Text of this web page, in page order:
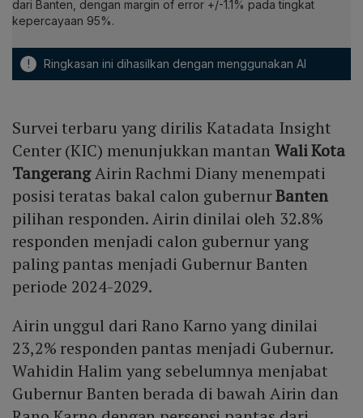
dari Banten, dengan margin of error +/-1.1% pada tingkat
kepercayaan 95%.
! Ringkasan ini dihasilkan dengan menggunakan AI
Survei terbaru yang dirilis Katadata Insight
Center (KIC) menunjukkan mantan Wali Kota
TangerangAirin Rachmi Diany menempati
posisi teratas bakal calon gubernurBanten
pilihan responden. Airin dinilai oleh 32.8%
responden menjadi calon gubernur yang
paling pantas menjadi Gubernur Banten
periode 2024-2029.
Airin unggul dari Rano Karno yang dinilai
23,2% responden pantas menjadi Gubernur.
Wahidin Halim yang sebelumnya menjabat
Gubernur Banten berada di bawah Airin dan